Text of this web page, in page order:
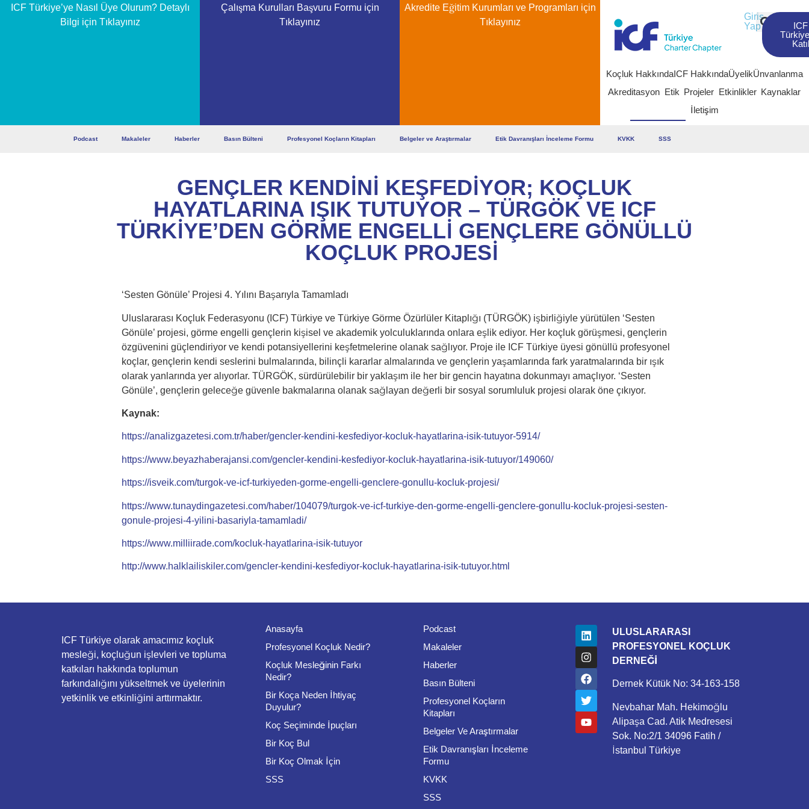
ICF Türkiye’ye Nasıl Üye Olurum? Detaylı
Bilgi için Tıklayınız
Çalışma Kurulları Başvuru Formu için
Tıklayınız
Akredite Eğitim Kurumları ve Programları için
Tıklayınız
Giriş
Yap
ICF
Katıl
Koçluk HakkındaICF HakkındaÜyelikÜnvanlanma
Akreditasyon Etik Projeler Etkinlikler Kaynaklar
İletişim
Podcast Makaleler Haberler Basın Bülteni Profesyonel Koçların Kitapları Belgeler ve Araştırmalar Etik Davranışları İnceleme Formu KVKK SSS
GENÇLER KENDINI KEŞFEDIYOR; KOÇLUK
HAYATLARINA IŞIK TUTUYOR – TÜRGÖK VE ICF
TÜRKIYE’DEN GÖRME ENGELLI GENÇLERE GÖNÜLLÜ
KOÇLUK PROJESI
‘Sesten Gönüle’ Projesi 4. Yılını Başarıyla Tamamladı
Uluslararası Koçluk Federasyonu (ICF) Türkiye ve Türkiye Görme Özürlüler Kitaplığı (TÜRGÖK) işbirliğiyle yürütülen ‘Sesten
Gönüle’ projesi, görme engelli gençlerin kişisel ve akademik yolculuklarında onlara eşlik ediyor. Her koçluk görüşmesi, gençlerin
özgüvenini güçlendiriyor ve kendi potansiyellerini keşfetmelerine olanak sağlıyor. Proje ile ICF Türkiye üyesi gönüllü profesyonel
koçlar, gençlerin kendi seslerini bulmalarında, bilinçli kararlar almalarında ve gençlerin yaşamlarında fark yaratmalarında bir ışık
olarak yanlarında yer alıyorlar. TÜRGÖK, sürdürülebilir bir yaklaşım ile her bir gencin hayatına dokunmayı amaçlıyor. ‘Sesten
Gönüle’, gençlerin geleceğe güvenle bakmalarına olanak sağlayan değerli bir sosyal sorumluluk projesi olarak öne çıkıyor.
Kaynak:
https://analizgazetesi.com.tr/haber/gencler-kendini-kesfediyor-kocluk-hayatlarina-isik-tutuyor-5914/
https://www.beyazhaberajansi.com/gencler-kendini-kesfediyor-kocluk-hayatlarina-isik-tutuyor/149060/
https://isveik.com/turgok-ve-icf-turkiyeden-gorme-engelli-genclere-gonullu-kocluk-projesi/
https://www.tunaydingazetesi.com/haber/104079/turgok-ve-icf-turkiye-den-gorme-engelli-genclere-gonullu-kocluk-projesi-sesten-
gonule-projesi-4-yilini-basariyla-tamamladi/
https://www.milliirade.com/kocluk-hayatlarina-isik-tutuyor
http://www.halklailiskiler.com/gencler-kendini-kesfediyor-kocluk-hayatlarina-isik-tutuyor.html
ICF Türkiye olarak amacımız koçluk
mesleği, koçluğun işlevleri ve topluma
katkıları hakkında toplumun
farkındalığını yükseltmek ve üyelerinin
yetkinlik ve etkinliğini arttırmaktır.
Anasayfa
Profesyonel Koçluk Nedir?
Koçluk Mesleğinin Farkı
Nedir?
Bir Koça Neden İhtiyaç
Duyulur?
Koç Seçiminde İpuçları
Bir Koç Bul
Bir Koç Olmak İçin
SSS
Podcast
Makaleler
Haberler
Basın Bülteni
Profesyonel Koçların
Kitapları
Belgeler Ve Araştırmalar
Etik Davranışları İnceleme
Formu
KVKK
SSS
ULUSLARARASI
PROFESYONEL KOÇLUK
DERNEĞİ
Dernek Kütük No: 34-163-158
Nevbahar Mah. Hekimoğlu
Alipaşa Cad. Atik Medresesi
Sok. No:2/1 34096 Fatih /
İstanbul Türkiye